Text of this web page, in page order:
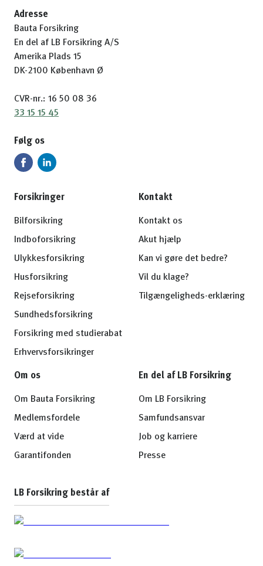
Adresse
Bauta Forsikring
En del af LB Forsikring A/S
Amerika Plads 15
DK-2100 København Ø
CVR-nr.: 16 50 08 36
33 15 15 45
Følg os
Forsikringer
Bilforsikring
Indboforsikring
Ulykkesforsikring
Husforsikring
Rejseforsikring
Sundhedsforsikring
Forsikring med studierabat
Erhvervsforsikringer
Kontakt
Kontakt os
Akut hjælp
Kan vi gøre det bedre?
Vil du klage?
Tilgængeligheds-erklæring
Om os
Om Bauta Forsikring
Medlemsfordele
Værd at vide
Garantifonden
En del af LB Forsikring
Om LB Forsikring
Samfundsansvar
Job og karriere
Presse
LB Forsikring består af